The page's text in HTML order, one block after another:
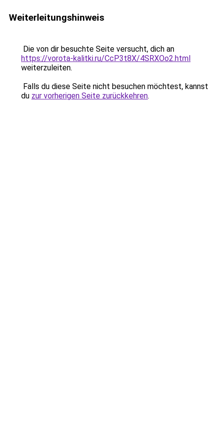
Weiterleitungshinweis
Die von dir besuchte Seite versucht, dich an
https://vorota-kalitki.ru/CcP3t8X/4SRXOo2.html
weiterzuleiten.
Falls du diese Seite nicht besuchen möchtest, kannst
du zur vorherigen Seite zurückkehren.